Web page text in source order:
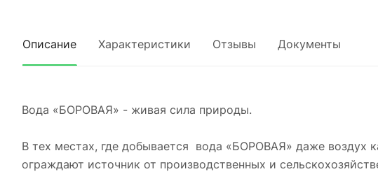
Описание Характеристики Отзывы Документы
Вода «БОРОВАЯ» - живая сила природы.
В тех местах, где добывается вода «БОРОВАЯ» даже воздух
ограждают источник от производственных и